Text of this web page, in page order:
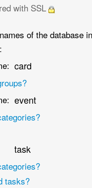
with SSL
of the database
:
card
event
task
tasks?